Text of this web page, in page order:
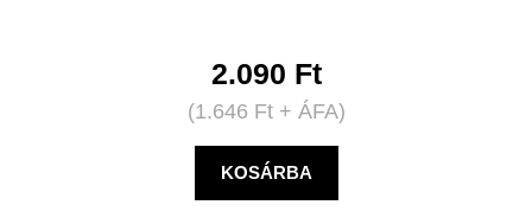
2.090 Ft
(1.646 Ft+ ÁFA)
KOSÁRBA